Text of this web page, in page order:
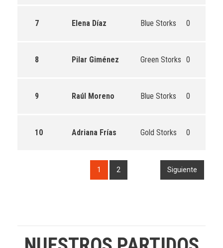
7 Elena Díaz Blue Storks 0
8 Pilar Giménez Green Storks 0
9 Raúl Moreno Blue Storks 0
10 Adriana Frías Gold Storks 0
1 2 Siguiente